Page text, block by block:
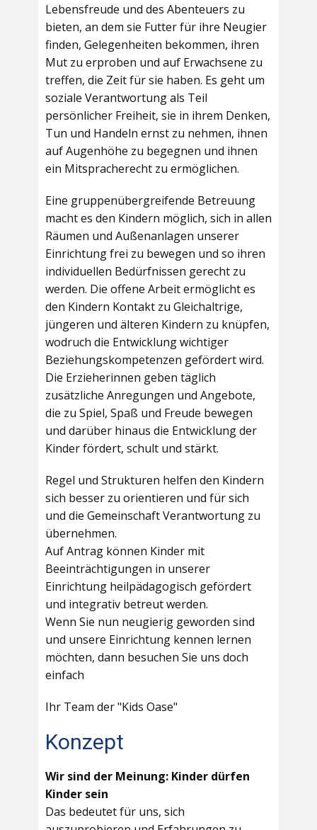
Lebensfreude und des Abenteuers zu
bieten, an dem sie Futter für ihre Neugier
finden, Gelegenheiten bekommen, ihren
Mut zu erproben und auf Erwachsene zu
treffen, die Zeit für sie haben. Es geht um
soziale Verantwortung als Teil
persönlicher Freiheit, sie in ihrem Denken,
Tun und Handeln ernst zu nehmen, ihnen
auf Augenhöhe zu begegnen und ihnen
ein Mitspracherecht zu ermöglichen.
Eine gruppenübergreifende Betreuung
macht es den Kindern möglich, sich in allen
Räumen und Außenanlagen unserer
Einrichtung frei zu bewegen und so ihren
individuellen Bedürfnissen gerecht zu
werden. Die offene Arbeit ermöglicht es
den Kindern Kontakt zu Gleichaltrige,
jüngeren und älteren Kindern zu knüpfen,
wodruch die Entwicklung wichtiger
Beziehungskompetenzen gefördert wird.
Die Erzieherinnen geben täglich
zusätzliche Anregungen und Angebote,
die zu Spiel, Spaß und Freude bewegen
und darüber hinaus die Entwicklung der
Kinder fördert, schult und stärkt.
Regel und Strukturen helfen den Kindern
sich besser zu orientieren und für sich
und die Gemeinschaft Verantwortung zu
übernehmen.
Auf Antrag können Kinder mit
Beeinträchtigungen in unserer
Einrichtung heilpädagogisch gefördert
und integrativ betreut werden.
Wenn Sie nun neugierig geworden sind
und unsere Einrichtung kennen lernen
möchten, dann besuchen Sie uns doch
einfach
Ihr Team der "Kids Oase"
Konzept
Wir sind der Meinung: Kinder dürfen
Kinder sein
Das bedeutet für uns, sich